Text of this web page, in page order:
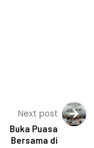
Next post
Buka Puasa
Bersama di